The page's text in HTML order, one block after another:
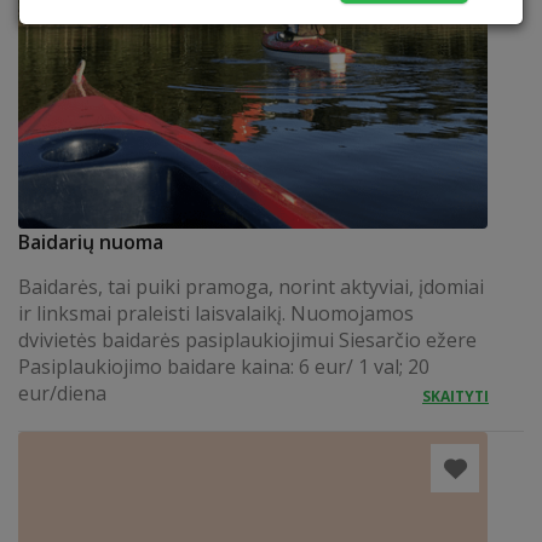
Baidarių nuoma
Baidarės, tai puiki pramoga, norint aktyviai, įdomiai
ir linksmai praleisti laisvalaikį. Nuomojamos
dvivietės baidarės pasiplaukiojimui Siesarčio ežere
Pasiplaukiojimo baidare kaina: 6 eur/ 1 val; 20
eur/diena
SKAITYTI